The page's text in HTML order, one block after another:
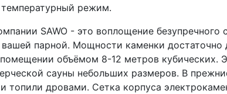
режим.
SAWO - это воплощение безупречного
парной. Мощности каменки достаточно
объёмом 8-12 метров кубических.
сауны небольших размеров. В
топили дровами. Сетка корпуса